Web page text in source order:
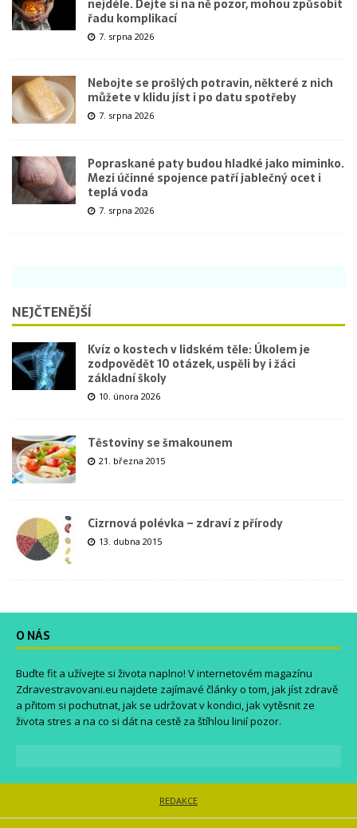
nejdéle. Dejte si na ně pozor, mohou způsobit
řadu komplikací
7. srpna 2026
Nebojte se prošlých potravin, některé z nich
můžete v klidu jíst i po datu spotřeby
7. srpna 2026
Popraskané paty budou hladké jako miminko.
Mezi účinné spojence patří jablečný ocet i
teplá voda
7. srpna 2026
NEJČTENĚJŠÍ
Kvíz o kostech v lidském těle: Úkolem je
zodpovědět 10 otázek, uspěli by i žáci
základní školy
10. února 2026
Těstoviny se šmakounem
21. března 2015
Cizrnová polévka – zdraví z přírody
13. dubna 2015
O NÁS
Buďte fit a užívejte si života naplno! V internetovém magazínu
Zdravestravovani.eu najdete zajímavé články o tom, jak jíst zdravě
a přitom si pochutnat, jak se udržovat v kondici, jak vytěsnit ze
života stres a na co si dát na cestě za štíhlou linií pozor.
REDAKCE